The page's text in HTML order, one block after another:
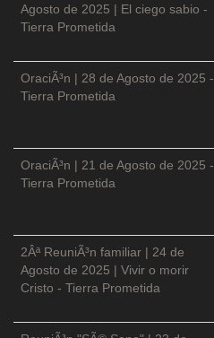
Agosto de 2025 | El ciego sabio -
Tierra Prometida
OraciÃ³n | 28 de Agosto de 2025 -
Tierra Prometida
OraciÃ³n | 21 de Agosto de 2025 -
Tierra Prometida
2Âª ReuniÃ³n familiar | 24 de
Agosto de 2025 | Vivir o morir
Cristo - Tierra Prometida